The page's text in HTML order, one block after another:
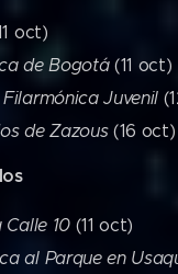
oct)
de Bogotá(11 oct)
Juvenil
de Zazous(16 oct)
Calle 10(11 oct)
al Parque en